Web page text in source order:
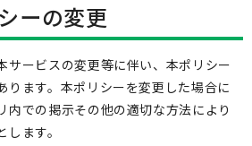
ーの変更
サービスの変更等に伴い、本ポリシー
ります。本ポリシーを変更した場合に
内での掲示その他の適切な方法により
ます。